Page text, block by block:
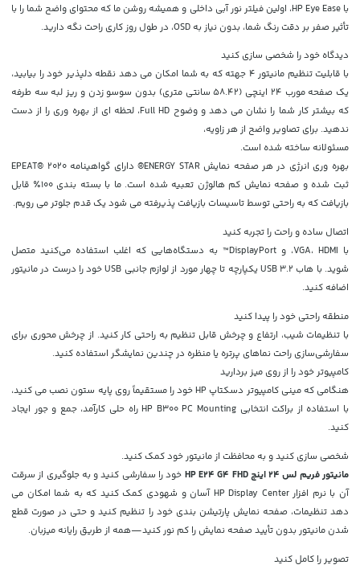
با HP Eye Ease، اولین فیلتر نور آبی داخلی و همیشه روشن ما که محتوای واضح شما را با
تأثیر صفر بر دقت رنگ شما، بدون نیاز به OSD، در طول روز کاری راحت نگه دارید.
دیدگاه خود را شخصی سازی کنید
با قابلیت تنظیم مانیتور 4 جهته که به شما امکان می دهد نقطه دلپذیر خود را بیابید،
یک صفحه مورب 24 اینچی (58.42 سانتی متری) بدون سوسو زدن و ریز لبه سه طرفه
که بیشتر کار شما را نشان می دهد و وضوح Full HD، لحظه ای از بهره وری را از دست
ندهید. برای تصاویر واضح از هر زاویه،
مسئولانه ساخته شده است.
بهره وری انرژی در هر صفحه نمایش ENERGY STAR® دارای گواهینامه EPEAT® 2020
ثبت شده و صفحه نمایش کم هالوژن تعبیه شده است. ما با بسته بندی 100٪ قابل
بازیافت که به راحتی توسط تاسیسات بازیافت پذیرفته می شود یک قدم جلوتر می رویم.
اتصال ساده و راحت را تجربه کنید
با VGA، HDMI، و DisplayPort™ به دستگاه‌هایی که اغلب استفاده می‌کنید متصل
شوید. با هاب USB 3.2 یکپارچه تا چهار مورد از لوازم جانبی USB خود را درست در مانیتور
اضافه کنید.
منطقه راحتی خود را پیدا کنید
با تنظیمات شیب، ارتفاع و چرخش قابل تنظیم به راحتی کار کنید. از چرخش محوری برای
سفارشی‌سازی راحت نماهای پرتره یا منظره در چندین نمایشگر استفاده کنید.
کامپیوتر خود را از روی میز بردارید
هنگامی که مینی کامپیوتر دسکتاپ HP خود را مستقیماً روی پایه ستون نصب می کنید،
با استفاده از براکت انتخابی HP B300 PC Mounting راه حلی کارآمد، جمع و جور ایجاد
کنید.
شخصی سازی کنید و به محافظت از مانیتور خود کمک کنید.
مانیتور فریم لس 24 اینچ HP E24 G4 FHD
خود را سفارشی کنید و به جلوگیری از سرقت
آن با نرم افزار HP Display Center آسان و شهودی کمک کنید که به شما امکان می
دهد تنظیمات، صفحه نمایش پارتیشن بندی خود را تنظیم کنید و حتی در صورت قطع
شدن مانیتور بدون تأیید صفحه نمایش را کم نور کنید—همه از طریق رایانه میزبان.
تصویر را کامل کنید